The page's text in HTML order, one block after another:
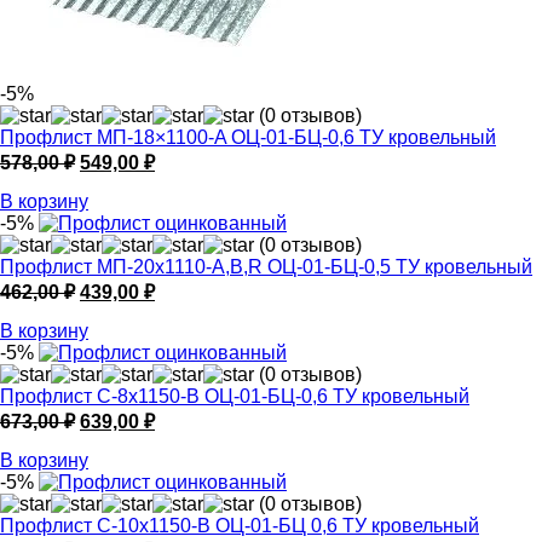
-5%
(0 отзывов)
Профлист МП-18×1100-A ОЦ-01-БЦ-0,6 ТУ кровельный
578,00₽ Первоначальная
составляла
578,00 ₽.
549,00 ₽Текущая
В корзину
-5%
(0 отзывов)
Профлист МП-20х1110-A,B,R ОЦ-01-БЦ-0,5 ТУ кровельный
462,00₽ Первоначальная
составляла
462,00 ₽.
439,00 ₽Текущая
В корзину
-5%
(0 отзывов)
Профлист С-8х1150-B ОЦ-01-БЦ-0,6 ТУ кровельный
673,00₽ Первоначальная
составляла
673,00 ₽.
639,00 ₽Текущая
В корзину
-5%
(0 отзывов)
Профлист С-10х1150-B ОЦ-01-БЦ 0,6 ТУ кровельный